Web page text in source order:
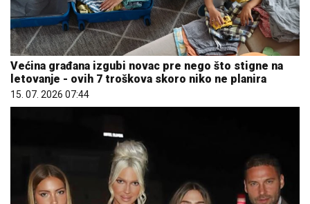
Većina građana izgubi novac pre nego što stigne na
letovanje - ovih 7 troškova skoro niko ne planira
15. 07. 2026 07:44